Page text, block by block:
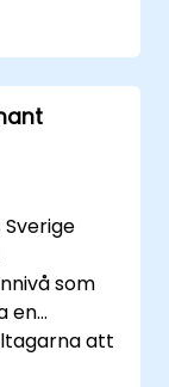
i att utföra
fulla,
som
en
att